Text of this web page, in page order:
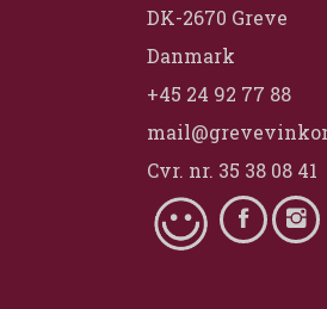
DK-2670 Greve
Danmark
+45 24 92 77 88
Cvr. nr. 35 38 08 41